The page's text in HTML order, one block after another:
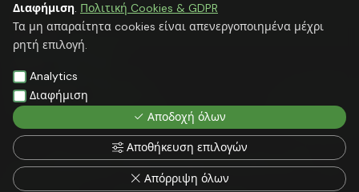
ΕΠΙΚΟΙΝΩΝΙΑ
ΗΡΑΚΛΕΙΟ: 2818103009
info@faitakispack.net
athens@faitakispack.net
ΘΕΣΣΑΛΟΝΙΚΗ:2310683980
thessaloniki@faitakispack.net
Όλες οι αναγραφόμενες τιμές δεν συμπεριλαμβάνουν ΦΠΑ
© 2026 FAITAKIS PACK — ΦΑΪΤΑΚΗΣ ΣΤΕΛΙΟΣ — faitakispack.net — All rights
reserved
Διαφήμιση. Πολιτική Cookies & GDPR
Τα μη απαραίτητα cookies είναι απενεργοποιημένα μέχρι
ρητή επιλογή.
Analytics
Διαφήμιση
Αποδοχή όλων
Αποθήκευση επιλογών
Απόρριψη όλων